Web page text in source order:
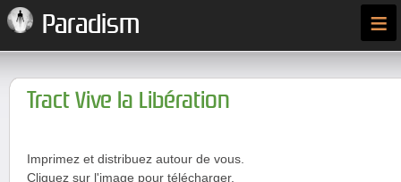
Paradism ≡
Tract Vive la Libération
Imprimez et distribuez autour de vous.
Cliquez sur l'image pour télécharger.